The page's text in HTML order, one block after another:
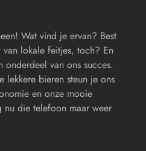
Wat vind je ervan? Best
lokale feitjes, toch? En
van ons succes.
lekkere bieren steun je ons
en onze mooie
die telefoon maar weer